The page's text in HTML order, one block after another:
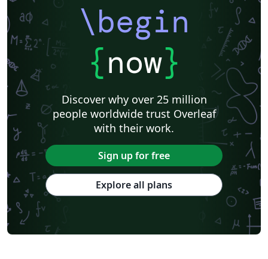
\begin
{now}
Discover why over 25 million
people worldwide trust Overleaf
with their work.
Sign up for free
Explore all plans